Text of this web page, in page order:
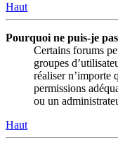
Haut
Pourquoi ne puis-je
Certains forums
groupes
réaliser n’importe
permissions
ou un
Haut